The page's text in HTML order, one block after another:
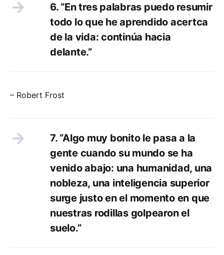
6. “En tres palabras puedo resumir
todo lo que he aprendido acertca
de la vida: continúa hacia
delante.”
– Robert Frost
7. “Algo muy bonito le pasa a la
gente cuando su mundo se ha
venido abajo: una humanidad, una
nobleza, una inteligencia superior
surge justo en el momento en que
nuestras rodillas golpearon el
suelo.”